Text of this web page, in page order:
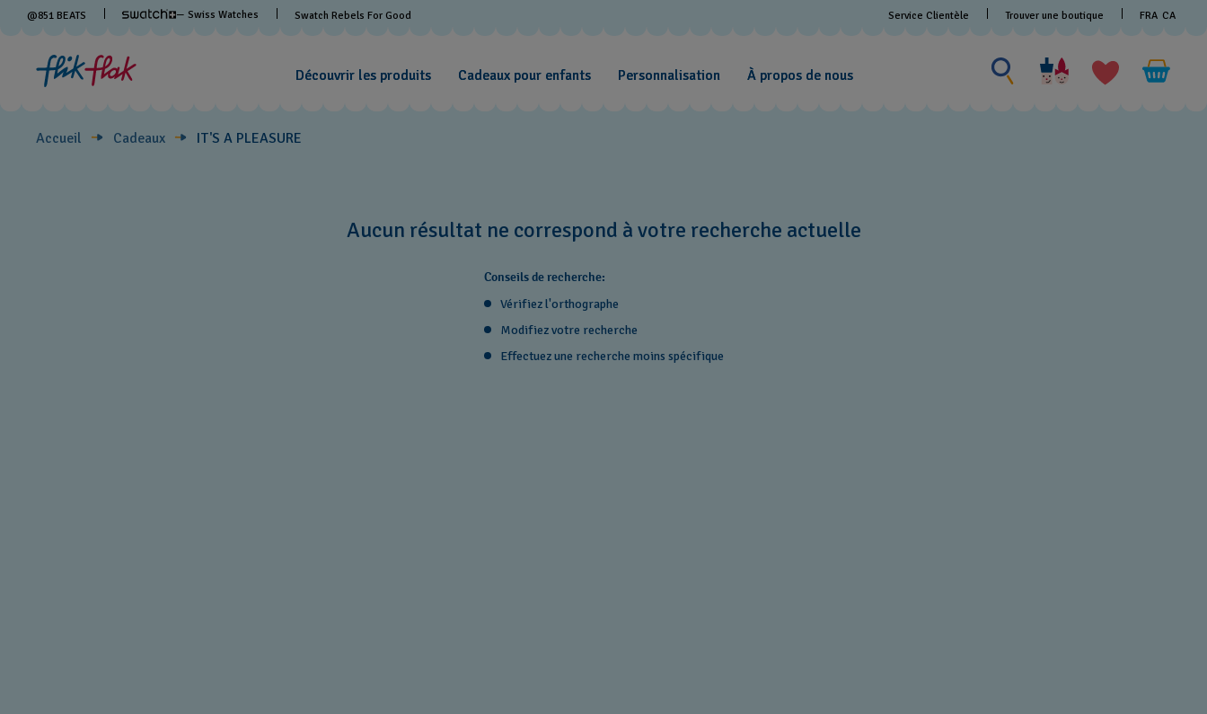
@851 BEATS — Swiss Watches Swatch Rebels For Good Service Clientèle Trouver une boutique FRA CA
Découvrir les produits Cadeaux pour enfants Personnalisation À propos de nous
Rechercher
un
produit
IT'S
PLEASURE
Accueil Cadeaux IT'S A PLEASURE
Aucun résultat ne correspond à votre recherche actuelle
Conseils de recherche:
Vérifiez l'orthographe
Modifiez votre recherche
Effectuez une recherche moins spécifique